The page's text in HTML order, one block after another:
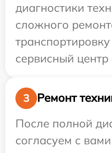
диагностики
сложного
сервисный центр
3
Ремонт
После полной
согласуем с